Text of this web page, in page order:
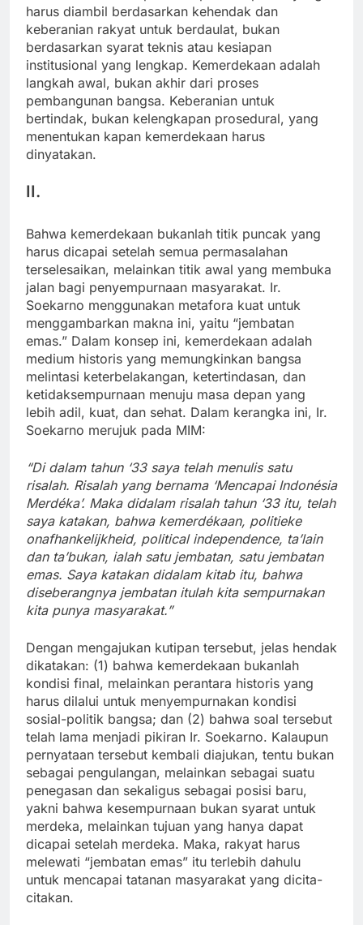
harus diambil berdasarkan kehendak dan
keberanian rakyat untuk berdaulat, bukan
berdasarkan syarat teknis atau kesiapan
institusional yang lengkap. Kemerdekaan adalah
langkah awal, bukan akhir dari proses
pembangunan bangsa. Keberanian untuk
bertindak, bukan kelengkapan prosedural, yang
menentukan kapan kemerdekaan harus
dinyatakan.
II.
Bahwa kemerdekaan bukanlah titik puncak yang
harus dicapai setelah semua permasalahan
terselesaikan, melainkan titik awal yang membuka
jalan bagi penyempurnaan masyarakat. Ir.
Soekarno menggunakan metafora kuat untuk
menggambarkan makna ini, yaitu “jembatan
emas.” Dalam konsep ini, kemerdekaan adalah
medium historis yang memungkinkan bangsa
melintasi keterbelakangan, ketertindasan, dan
ketidaksempurnaan menuju masa depan yang
lebih adil, kuat, dan sehat. Dalam kerangka ini, Ir.
Soekarno merujuk pada MIM:
“Di dalam tahun ‘33 saya telah menulis satu
risalah. Risalah yang bernama ‘Mencapai Indonésia
Merdéka’. Maka didalam risalah tahun ‘33 itu, telah
saya katakan, bahwa kemerdékaan, politieke
onafhankelijkheid, political independence, ta’lain
dan ta’bukan, ialah satu jembatan, satu jembatan
emas. Saya katakan didalam kitab itu, bahwa
diseberangnya jembatan itulah kita sempurnakan
kita punya masyarakat.”
Dengan mengajukan kutipan tersebut, jelas hendak
dikatakan: (1) bahwa kemerdekaan bukanlah
kondisi final, melainkan perantara historis yang
harus dilalui untuk menyempurnakan kondisi
sosial-politik bangsa; dan (2) bahwa soal tersebut
telah lama menjadi pikiran Ir. Soekarno. Kalaupun
pernyataan tersebut kembali diajukan, tentu bukan
sebagai pengulangan, melainkan sebagai suatu
penegasan dan sekaligus sebagai posisi baru,
yakni bahwa kesempurnaan bukan syarat untuk
merdeka, melainkan tujuan yang hanya dapat
dicapai setelah merdeka. Maka, rakyat harus
melewati “jembatan emas” itu terlebih dahulu
untuk mencapai tatanan masyarakat yang dicita-
citakan.